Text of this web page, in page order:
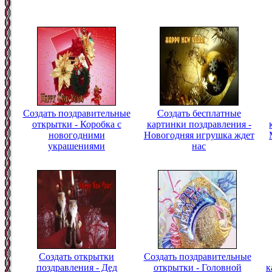
Создать поздравительные
открытки - Коробка с
новогодними
украшениями
Создать бесплатные
картинки поздравления -
Новогодняя игрушка ждет
нас
Создать открытки
поздравления - Дед
Создать поздравительные
открытки - Головной